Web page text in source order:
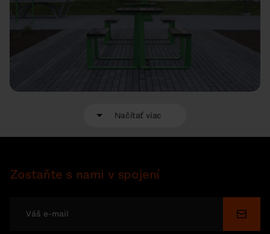
Načítať viac
Zostaňte s nami v spojení